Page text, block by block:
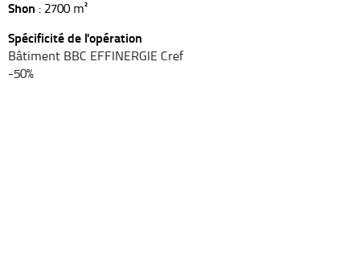
Shon : 2700 m²
Spécificité de l'opération
Bâtiment BBC EFFINERGIE Cref
-50%